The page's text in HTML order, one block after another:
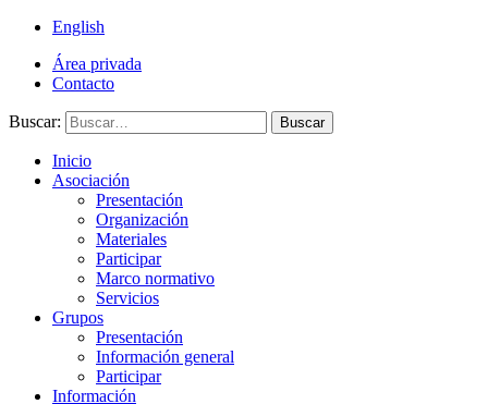
English
Área privada
Contacto
Buscar: Buscar
Inicio
Asociación
Presentación
Organización
Materiales
Participar
Marco normativo
Servicios
Grupos
Presentación
Información general
Participar
Información